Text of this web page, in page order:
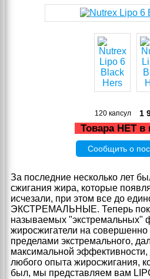
120 капсул 1
Товара НЕТ в
Сообщить о
За последние несколько лет
сжигания жира, которые
исчезали, при этом все до
ЭКСТРЕМАЛЬНЫЕ. Теперь
называемых "экстремальных"
жиросжигатели на
пределами экстремального,
максимальной
любого опыта жиросжигания,
был, мы представляем вам